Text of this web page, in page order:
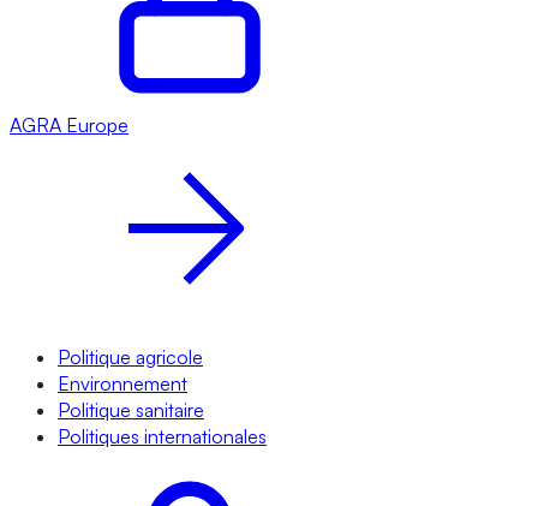
AGRA Europe
Politique agricole
Environnement
Politique sanitaire
Politiques internationales